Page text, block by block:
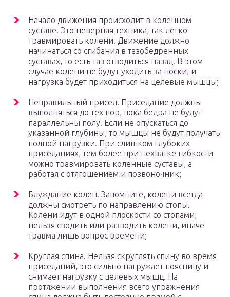
Начало движения происходит в коленном
суставе. Это неверная техника, так легко
травмировать колени. Движение должно
начинаться со сгибания в тазобедренных
суставах, то есть таз отводиться назад. В этом
случае колени не будут уходить за носки, и
нагрузка будет приходиться на целевые мышцы;
Неправильный присед. Приседание должны
выполняться до тех пор, пока бедра не будут
параллельны полу. Если не опускаться до
указанной глубины, то мышцы не будут получать
полной нагрузки. При слишком глубоких
приседаниях, тем более при нехватке гибкости
можно травмировать коленные суставы, а
работая с отягощением и позвоночник;
Блуждание колен. Запомните, колени всегда
должны смотреть по направлению стопы.
Колени идут в одной плоскости со стопами,
нельзя сводить или разводить колени, иначе
травма лишь вопрос времени;
Круглая спина. Нельзя скруглять спину во время
приседаний, это сильно нагружает поясницу и
снимает нагрузку с целевых мышц. На
протяжении выполнения всего упражнения